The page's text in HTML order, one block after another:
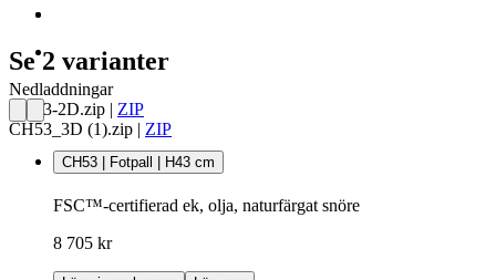
Nedladdningar
CH53-2D.zip | ZIP
CH53_3D (1).zip | ZIP
Se 2 varianter
CH53 | Fotpall | H43 cm
FSC™-certifierad ek, olja, naturfärgat snöre
8 705 kr